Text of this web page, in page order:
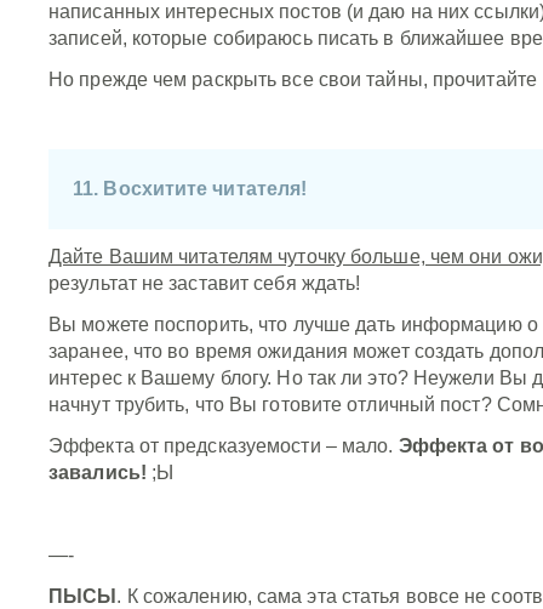
написанных интересных постов (и даю на них
записей, которые собираюсь писать в ближайшее
Но прежде чем раскрыть все свои тайны,
11. Восхитите читателя!
Дайте Вашим читателям чуточку больше, чем они
результат не заставит себя ждать!
Вы можете поспорить, что лучше дать информацию
заранее, что во время ожидания может создать
интерес к Вашему блогу. Но так ли это? Неужели Вы
начнут трубить, что Вы готовите отличный пост?
Эффекта от предсказуемости – мало. Эффекта от
завались! ;Ы
—-
ПЫСЫ . К сожалению, сама эта статья вовсе не